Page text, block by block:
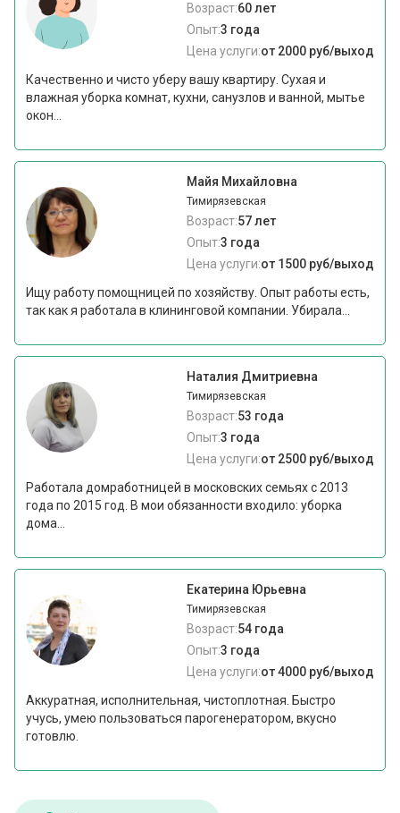
Возраст:60 лет
Опыт:3 года
Цена услуги:от 2000 руб/выход
Качественно и чисто уберу вашу квартиру. Сухая и
влажная уборка комнат, кухни, санузлов и ванной, мытье
окон...
Майя Михайловна
Тимирязевская
Возраст:57 лет
Опыт:3 года
Цена услуги:от 1500 руб/выход
Ищу работу помощницей по хозяйству. Опыт работы есть,
так как я работала в клининговой компании. Убирала...
Наталия Дмитриевна
Тимирязевская
Возраст:53 года
Опыт:3 года
Цена услуги:от 2500 руб/выход
Работала домработницей в московских семьях с 2013
года по 2015 год. В мои обязанности входило: уборка
дома...
Екатерина Юрьевна
Тимирязевская
Возраст:54 года
Опыт:3 года
Цена услуги:от 4000 руб/выход
Аккуратная, исполнительная, чистоплотная. Быстро
учусь, умею пользоваться парогенератором, вкусно
готовлю.